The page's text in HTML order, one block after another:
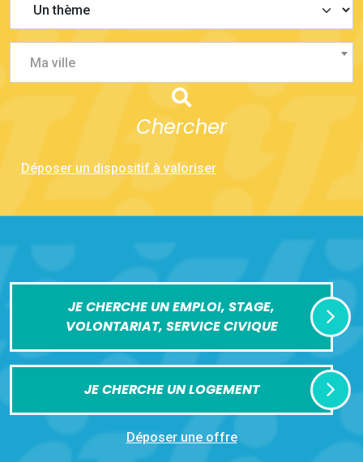
Ma ville
Chercher
Déposer un dispositif à valoriser
JE CHERCHE UN EMPLOI, STAGE,
VOLONTARIAT, SERVICE CIVIQUE
JE CHERCHE UN LOGEMENT
Déposer une offre